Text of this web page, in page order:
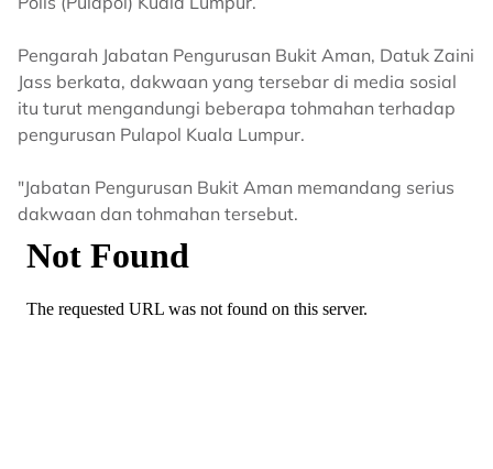
Pengarah Jabatan Pengurusan Bukit Aman, Datuk Zaini
Jass berkata, dakwaan yang tersebar di media sosial
itu turut mengandungi beberapa tohmahan terhadap
pengurusan Pulapol Kuala Lumpur.
"Jabatan Pengurusan Bukit Aman memandang serius
dakwaan dan tohmahan tersebut.